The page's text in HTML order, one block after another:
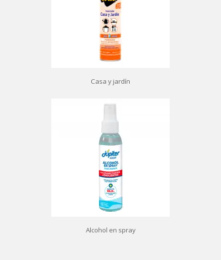
Casa y jardín
Alcohol en spray